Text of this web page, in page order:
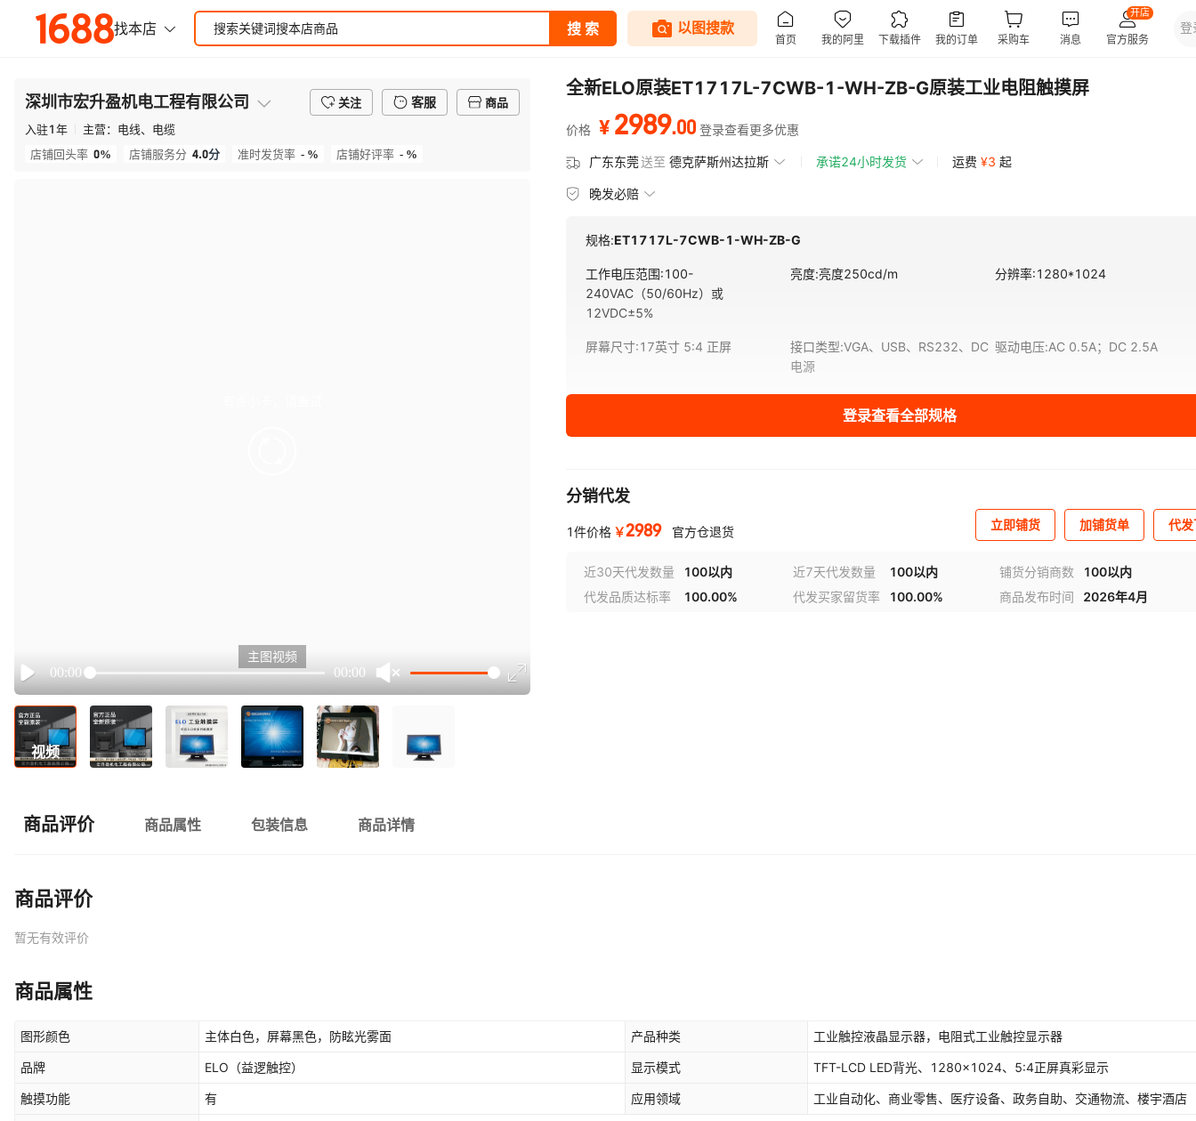
深圳市宏升盈机电工程有限公司 关注 客服
商品
入驻1年 主营： 电线、电缆
店铺回头率 0% 店铺服务分 4.0分 准时发货率 - % 店铺好评率 - %
Play
00:00 00:00
主图视频
视频
全新ELO原装ET1717L-7CWB-1-WH-ZB-G原装工业电阻触摸屏
价格 ¥ 2989.00 登录查看更多优惠
广东东莞送至 德克萨斯州达拉斯 承诺24小时发货 运费 ¥3 起
晚发必赔
规格:ET1717L-7CWB-1-WH-ZB-G
工作电压范围:100-
240VAC（50/60Hz）或
12VDC±5%
亮度:亮度250cd/m 分辨率:1280*1024
屏幕尺寸:17英寸 5:4 正屏 接口类型:VGA、USB、RS232、DC
电源
驱动电压:AC 0.5A；DC 2.5A
重量:5.4kg（含底座） 色域:16.7百万色 视角:水平170° / 垂直160
峰值功耗:20W(峰值) 显示类型
TFT-LCD工业液晶显示
屏，表面声波触摸屏
登录查看全部规格
分销代发
1件价格 ￥2989 官方仓退货 立即铺货 加铺货单 代
近30天代发数量 100以内 近7天代发数量 100以内 铺货分销商数
100以内
代发品质达标率
100.00% 代发买家留货率 100.00% 商品发布时间 2026年4月
商品评价 商品属性 包装信息 商品详情
商品评价
暂无有效评价
商品属性
图形颜色 主体白色，屏幕黑色，防眩光雾面 产品种类 工业触控液晶显示器，电阻式工业触控显示器
品牌 ELO（益逻触控） 显示模式 TFT-LCD LED背光、1280×1024、5:4正屏真彩显示
触摸功能 有 应用领域 工业自动化、商业零售、医疗设备、政务自助、交通物流、楼宇酒店